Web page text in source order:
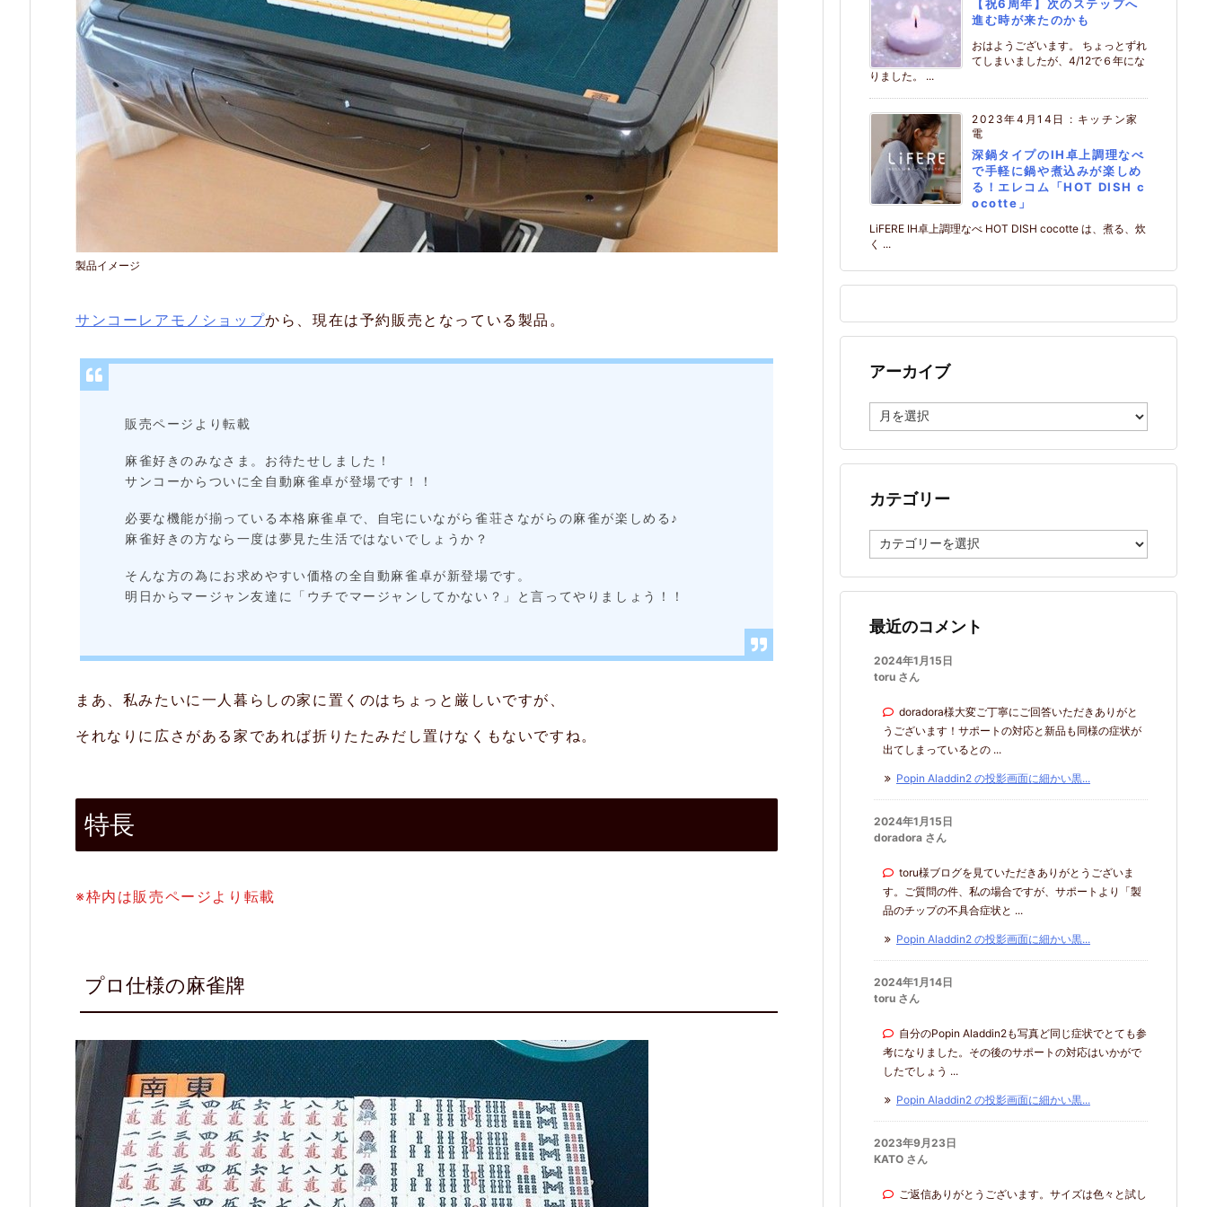
卓
8
m
特
2.
麻
牌
2.
サ
テ
ブ
ル
付
き
3.
製品イメージ
サンコーレアモノショップから、現在は予約販売となっている製品。
販売ページより転載
麻雀好きのみなさま。お待たせしました！
サンコーからついに全自動麻雀卓が登場です！！
必要な機能が揃っている本格麻雀卓で、自宅にいながら雀荘さながらの麻雀が楽しめる♪
麻雀好きの方なら一度は夢見た生活ではないでしょうか？
そんな方の為にお求めやすい価格の全自動麻雀卓が新登場です。
明日からマージャン友達に「ウチでマージャンしてかない？」と言ってやりましょう！！
まあ、私みたいに一人暮らしの家に置くのはちょっと厳しいですが、
それなりに広さがある家であれば折りたたみだし置けなくもないですね。
特長
※枠内は販売ページより転載
プロ仕様の麻雀牌
【祝6周年】次のステップへ
進む時が来たのかも
おはようございます。 ちょっとずれ
てしまいましたが、4/12で６年にな
りました。 ...
2023年4月14日 : キッチン家
電
深鍋タイプのIH卓上調理なべ
で手軽に鍋や煮込みが楽しめ
る！エレコム「HOT DISH c
ocotte」
LiFERE IH卓上調理なべ HOT DISH cocotte は、煮る、炊
く ...
アーカイブ
ー
イ
カテゴリー
テ
リ
最近のコメント
2024年1月15日
toru さん
doradora様大変ご丁寧にご回答いただきありがと
うございます！サポートの対応と新品も同様の症状が
出てしまっているとの ...
Popin Aladdin2 の投影画面に細かい黒...
2024年1月15日
doradora さん
toru様ブログを見ていただきありがとうございま
す。ご質問の件、私の場合ですが、サポートより「製
品のチップの不具合症状と ...
Popin Aladdin2 の投影画面に細かい黒...
2024年1月14日
toru さん
自分のPopin Aladdin2も写真ど同じ症状でとても参
考になりました。その後のサポートの対応はいかがで
したでしょう ...
Popin Aladdin2 の投影画面に細かい黒...
2023年9月23日
KATO さん
ご返信ありがとうございます。サイズは色々と試し